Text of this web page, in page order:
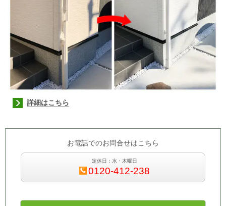
詳細はこちら
お電話でのお問合せはこちら
定休日：水・木曜日
0120-412-238